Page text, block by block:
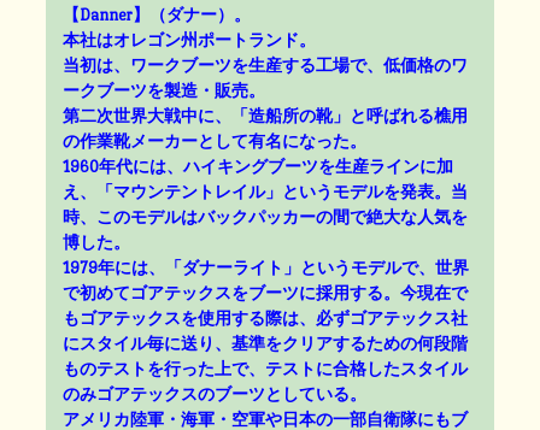
【Danner】（ダナー）。
本社はオレゴン州ポートランド。
当初は、ワークブーツを生産する工場で、低価格のワ
ークブーツを製造・販売。
第二次世界大戦中に、「造船所の靴」と呼ばれる樵用
の作業靴メーカーとして有名になった。
1960年代には、ハイキングブーツを生産ラインに加
え、「マウンテントレイル」というモデルを発表。当
時、このモデルはバックパッカーの間で絶大な人気を
博した。
1979年には、「ダナーライト」というモデルで、世界
で初めてゴアテックスをブーツに採用する。今現在で
もゴアテックスを使用する際は、必ずゴアテックス社
にスタイル毎に送り、基準をクリアするための何段階
ものテストを行った上で、テストに合格したスタイル
のみゴアテックスのブーツとしている。
アメリカ陸軍・海軍・空軍や日本の一部自衛隊にもブ